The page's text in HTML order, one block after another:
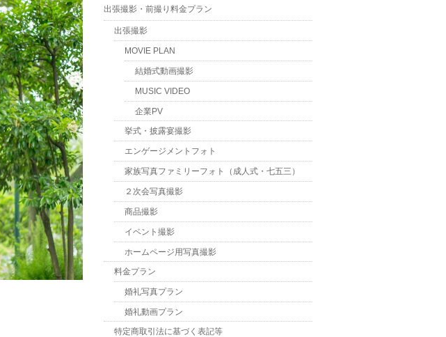
出張撮影・前撮り料金プラン
出張撮影
MOVIE PLAN
結婚式動画撮影
MUSIC VIDEO
企業PV
挙式・披露宴撮影
エンゲージメントフォト
家族写真ファミリーフォト（成人式・七五三）
２次会写真撮影
商品撮影
イベント撮影
ホームページ用写真撮影
料金プラン
婚礼写真プラン
婚礼動画プラン
特定商取引法に基づく表記等